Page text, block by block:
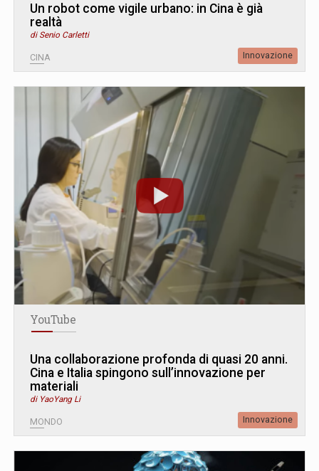
Un robot come vigile urbano: in Cina è già
realtà
di Senio Carletti
CINA Innovazione
YouTube
Una collaborazione profonda di quasi 20 anni.
Cina e Italia spingono sull’innovazione per
materiali
di YaoYang Li
MONDO Innovazione